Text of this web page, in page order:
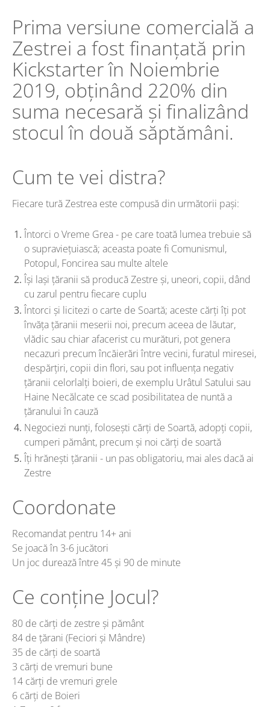
Prima versiune comercială a
Zestrei a fost finanțată prin
Kickstarter în Noiembrie
2019, obținând 220% din
suma necesară și finalizând
stocul în două săptămâni.
Cum te vei distra?
Fiecare tură Zestrea este compusă din următorii pași:
Întorci o Vreme Grea - pe care toată lumea trebuie să
o supraviețuiască; aceasta poate fi Comunismul,
Potopul, Foncirea sau multe altele
Își lași țăranii să producă Zestre și, uneori, copii, dând
cu zarul pentru fiecare cuplu
Întorci și licitezi o carte de Soartă; aceste cărți îți pot
învăța țăranii meserii noi, precum aceea de lăutar,
vlădic sau chiar afacerist cu murături, pot genera
necazuri precum încăierări între vecini, furatul miresei,
despărțiri, copii din flori, sau pot influența negativ
țăranii celorlalți boieri, de exemplu Urâtul Satului sau
Haine Necălcate ce scad posibilitatea de nuntă a
țăranului în cauză
Negociezi nunți, folosești cărți de Soartă, adopți copii,
cumperi pământ, precum și noi cărți de soartă
Îți hrănești țăranii - un pas obligatoriu, mai ales dacă ai
Zestre
Coordonate
Recomandat pentru 14+ ani
Se joacă în 3-6 jucători
Un joc durează între 45 și 90 de minute
Ce conține Jocul?
80 de cărți de zestre și pământ
84 de țărani (Feciori și Mândre)
35 de cărți de soartă
3 cărți de vremuri bune
14 cărți de vremuri grele
6 cărți de Boieri